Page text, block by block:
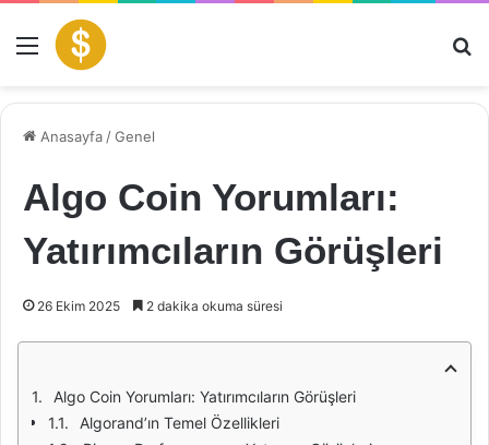
Menü
Anasayfa /Genel
Algo Coin Yorumları:
Yatırımcıların Görüşleri
26 Ekim 2025 2 dakika okuma süresi
Algo Coin Yorumları: Yatırımcıların Görüşleri
Algorand’ın Temel Özellikleri